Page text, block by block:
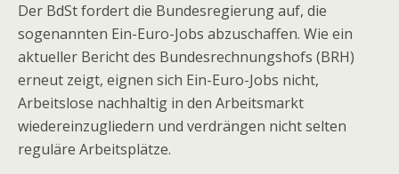
Der BdSt fordert die Bundesregierung auf, die
sogenannten Ein-Euro-Jobs abzuschaffen. Wie ein
aktueller Bericht des Bundesrechnungshofs (BRH)
erneut zeigt, eignen sich Ein-Euro-Jobs nicht,
Arbeitslose nachhaltig in den Arbeitsmarkt
wiedereinzugliedern und verdrängen nicht selten
reguläre Arbeitsplätze.